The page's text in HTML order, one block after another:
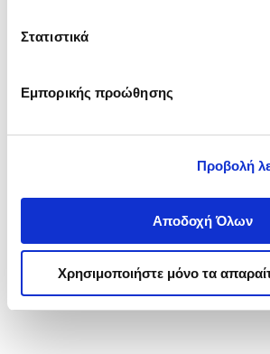
Στατιστικά
Εμπορικής προώθησης
Προβολή
Αποδοχή Όλων
Χρησιμοποιήστε μόνο τα